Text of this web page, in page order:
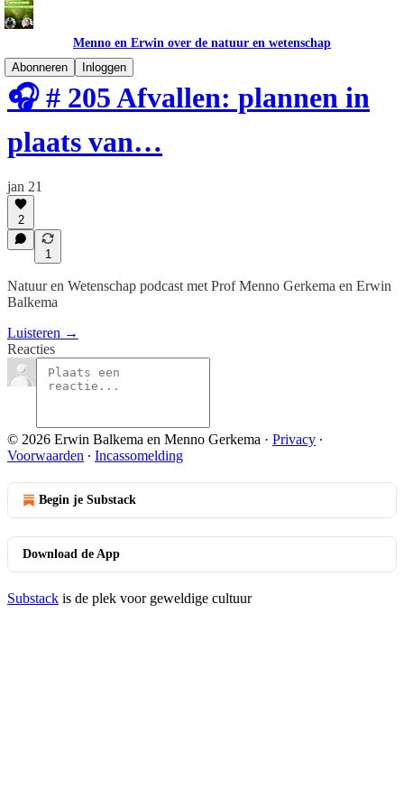
Menno en Erwin over de natuur en wetenschap
Abonneren
Inloggen
🎧 # 205 Afvallen: plannen in
plaats van…
jan 21
2
1
Natuur en Wetenschap podcast met Prof Menno Gerkema en Erwin
Balkema
Luisteren →
Reacties
© 2026 Erwin Balkema en Menno Gerkema · Privacy ∙
Voorwaarden ∙ Incassomelding
Begin je Substack
Download de App
Substack is de plek voor geweldige cultuur